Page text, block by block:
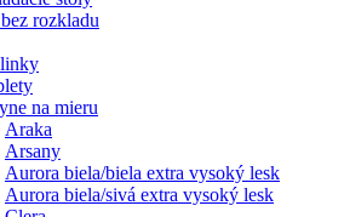
rozkladu
na mieru
Araka
Arsany
Aurora biela/biela extra vysoký lesk
Aurora biela/sivá extra vysoký lesk